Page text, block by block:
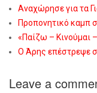
Αναχώρησε για τα
Προπονητικό καμπ
«Παίζω – Κινούμαι
Ο Άρης επέστρεψε
Leave a